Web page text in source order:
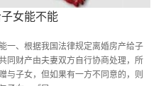
女能不能
一、根据我国法律规定离婚房产给子
同财产由夫妻双方自行协商处理，所
与子女，但如果有一方不同意的，则